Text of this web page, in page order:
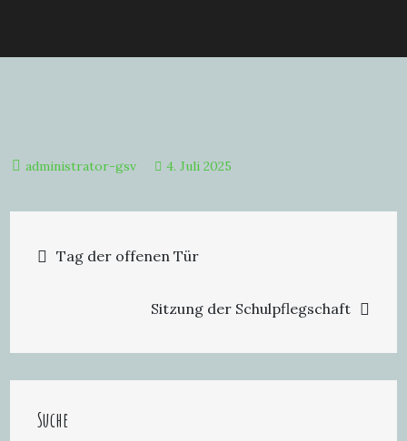
4. Juli 2025
Beitragsnavigation
Tag der offenen Tür
Sitzung der Schulpflegschaft
Suche